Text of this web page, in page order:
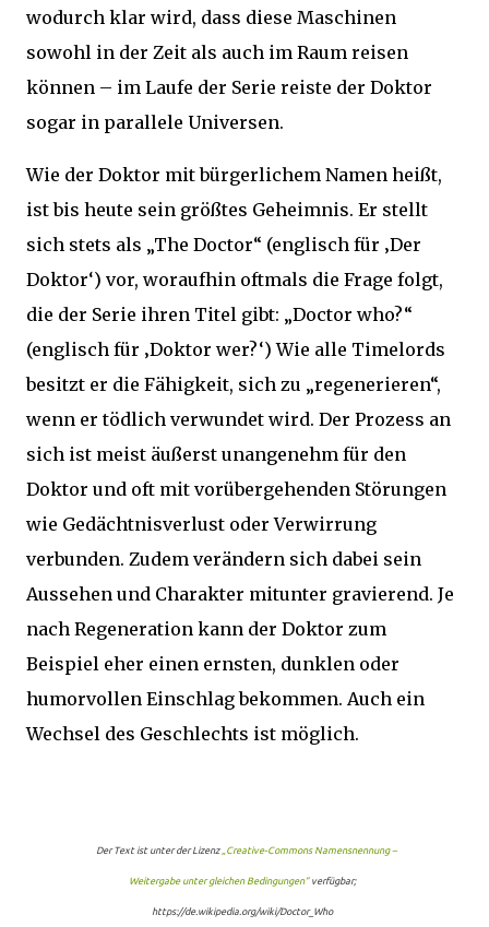
wodurch klar wird, dass diese Maschinen
sowohl in der Zeit als auch im Raum reisen
können – im Laufe der Serie reiste der Doktor
sogar in parallele Universen.
Wie der Doktor mit bürgerlichem Namen heißt,
ist bis heute sein größtes Geheimnis. Er stellt
sich stets als „The Doctor“ (englisch für ‚Der
Doktor‘) vor, woraufhin oftmals die Frage folgt,
die der Serie ihren Titel gibt: „Doctor who?“
(englisch für ‚Doktor wer?‘) Wie alle Timelords
besitzt er die Fähigkeit, sich zu „regenerieren“,
wenn er tödlich verwundet wird. Der Prozess an
sich ist meist äußerst unangenehm für den
Doktor und oft mit vorübergehenden Störungen
wie Gedächtnisverlust oder Verwirrung
verbunden. Zudem verändern sich dabei sein
Aussehen und Charakter mitunter gravierend. Je
nach Regeneration kann der Doktor zum
Beispiel eher einen ernsten, dunklen oder
humorvollen Einschlag bekommen. Auch ein
Wechsel des Geschlechts ist möglich.
Der Text ist unter der Lizenz„Creative-Commons Namensnennung –
Weitergabe unter gleichen Bedingungen“verfügbar;
https://de.wikipedia.org/wiki/Doctor_Who